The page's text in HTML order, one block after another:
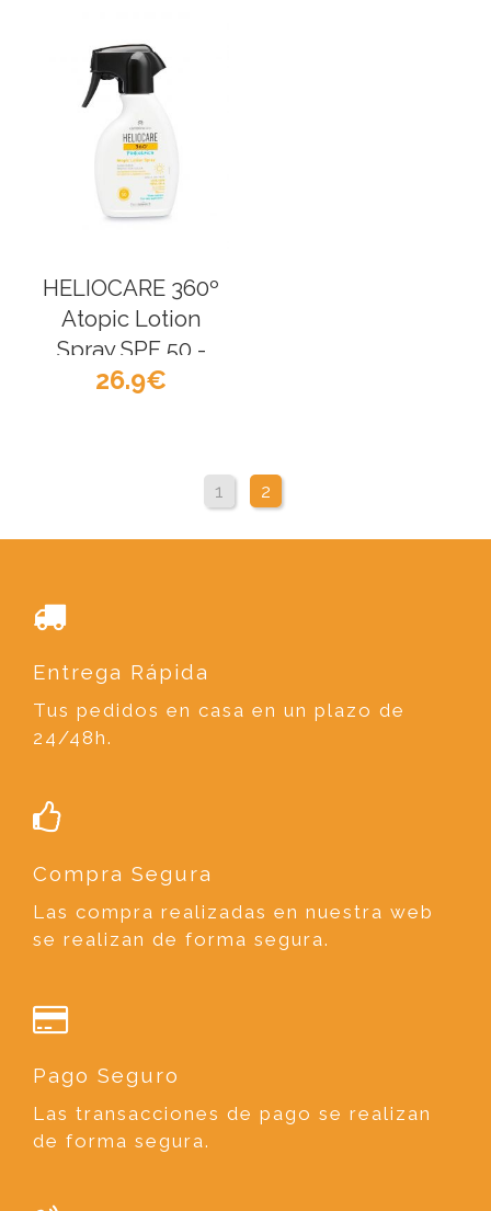
HELIOCARE 360º
Atopic Lotion
Spray SPF 50 -
Cantabria Labs
26.9
1 2
Entrega Rápida
Tus pedidos en casa en un plazo de
24/48h.
Compra Segura
Las compra realizadas en nuestra web
se realizan de forma segura.
Pago Seguro
Las transacciones de pago se realizan
de forma segura.